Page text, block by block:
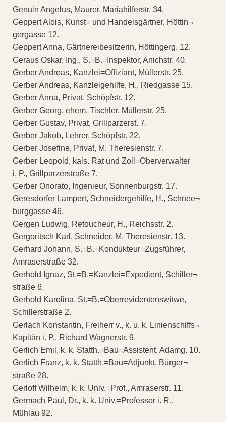
Genuin Angelus, Maurer, Mariahilferstr. 34.
Geppert Alois, Kunst= und Handelsgärtner, Höttin¬
gergasse 12.
Geppert Anna, Gärtnereibesitzerin, Höttingerg. 12.
Geraus Oskar, Ing., S.=B.=Inspektor, Anichstr. 40.
Gerber Andreas, Kanzlei=Offiziant, Müllerstr. 25.
Gerber Andreas, Kanzleigehilfe, H., Riedgasse 15.
Gerber Anna, Privat, Schöpfstr. 12.
Gerber Georg, ehem. Tischler, Müllerstr. 25.
Gerber Gustav, Privat, Grillparzerst. 7.
Gerber Jakob, Lehrer, Schöpfstr. 22.
Gerber Josefine, Privat, M. Theresienstr. 7.
Gerber Leopold, kais. Rat und Zoll=Oberverwalter
i. P., Grillparzerstraße 7.
Gerber Onorato, Ingenieur, Sonnenburgstr. 17.
Geresdorfer Lampert, Schneidergehilfe, H., Schnee¬
burggasse 46.
Gergen Ludwig, Retoucheur, H., Reichsstr. 2.
Gergoritsch Karl, Schneider, M. Theresienstr. 13.
Gerhard Johann, S.=B.=Kondukteur=Zugsführer,
Amraserstraße 32.
Gerhold Ignaz, St.=B.=Kanzlei=Expedient, Schiller¬
straße 6.
Gerhold Karolina, St.=B.=Oberrevidentenswitwe,
Schillerstraße 2.
Gerlach Konstantin, Freiherr v., k. u. k. Linienschiffs¬
Kapitän i. P., Richard Wagnerstr. 9.
Gerlich Emil, k. k. Statth.=Bau=Assistent, Adamg. 10.
Gerlich Franz, k. k. Statth.=Bau=Adjunkt, Bürger¬
straße 28.
Gerloff Wilhelm, k. k. Univ.=Prof., Amraserstr. 11.
Germach Paul, Dr., k. k. Univ.=Professor i. R.,
Mühlau 92.